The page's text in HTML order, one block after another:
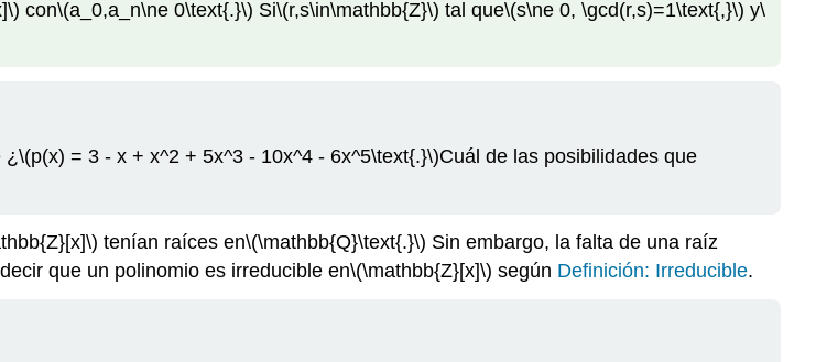
con\(a_0,a_n\ne 0\text{.}\) Si\(r,s\in\mathbb{Z}\) tal que\(s\ne 0, \gcd(r,s)=1\text{,}\) y\
\(p(x) = 3 - x + x^2 + 5x^3 - 10x^4 - 6x^5\text{.}\)Cuál de las posibilidades que
tenían raíces en\(\mathbb{Q}\text{.}\) Sin embargo, la falta de una raíz
que un polinomio es irreducible en\(\mathbb{Z}[x]\) según Definición: Irreducible.